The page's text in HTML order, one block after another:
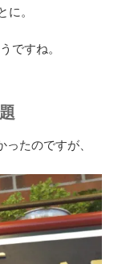
に。
ですね。
たのですが、